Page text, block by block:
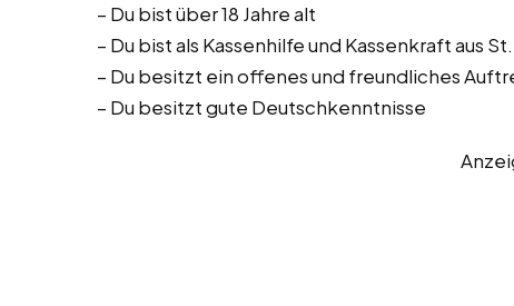
– Du bist über 18 Jahre alt
– Du bist als Kassenhilfe und Kassenkraft aus
– Du besitzt ein offenes und freundliches
– Du besitzt gute Deutschkenntnisse